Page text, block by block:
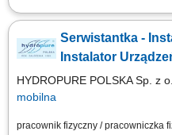
Zakres obowiązków: montaż
Serwistantka -
Instalator
HYDROPURE POLSKA Sp. z
mobilna
pracownik fizyczny / pracowniczka